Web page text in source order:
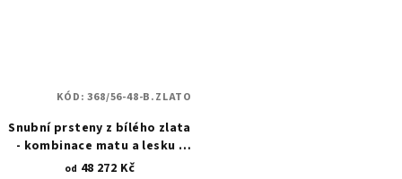
Snubní prsteny z bílého zlata
- kombinace matu a lesku -
pískované proužky 368
od 48 272 Kč
KÓD:368/56-48-B.ZLATO